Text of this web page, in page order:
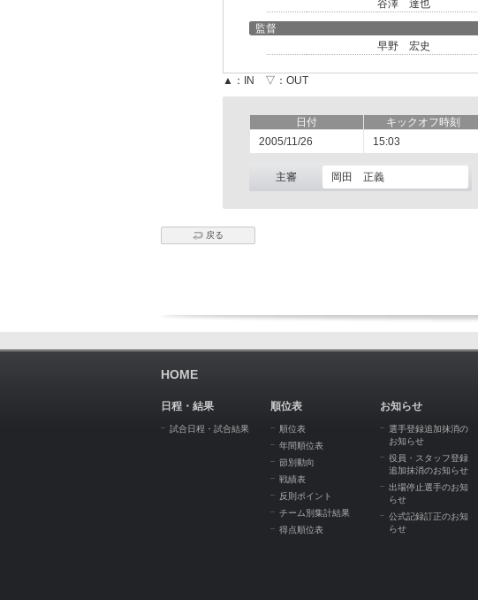
谷澤 達也
監督
早野 宏史
▲：IN ▽：OUT
日付 キックオフ時刻
2005/11/26
15:03
主審 岡田 正義
戻る
HOME
日程・結果
試合日程・試合結果
順位表
順位表
年間順位表
節別動向
戦績表
反則ポイント
チーム別集計結果
得点順位表
お知らせ
選手登録追加抹消の
お知らせ
役員・スタッフ登録
追加抹消のお知らせ
出場停止選手のお知
らせ
公式記録訂正のお知
らせ